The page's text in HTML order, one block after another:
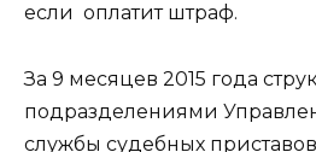
если оплатит штраф.
За 9 месяцев 2015 года
подразделениями
службы судебных